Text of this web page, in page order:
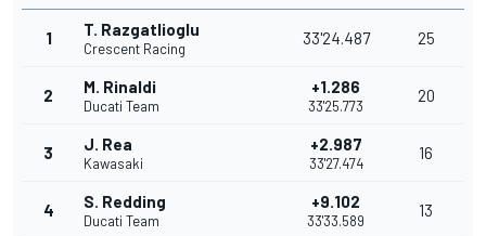
1 T. Razgatlioglu
Crescent Racing
33'24.487 25
2 M. Rinaldi
Ducati Team
+1.286
33'25.773
20
3 J. Rea
Kawasaki
+2.987
33'27.474
16
4 S. Redding
Ducati Team
+9.102
33'33.589
13